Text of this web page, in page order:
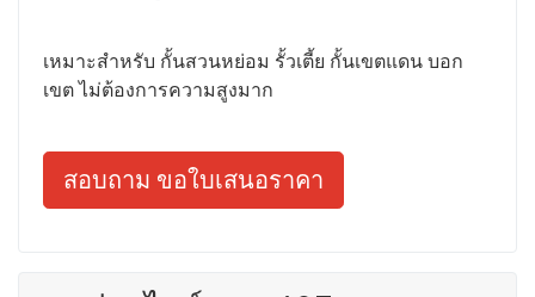
เหมาะสำหรับ กั้นสวนหย่อม รั้วเตี้ย กั้นเขตแดน บอก
เขต ไม่ต้องการความสูงมาก
สอบถาม ขอใบเสนอราคา